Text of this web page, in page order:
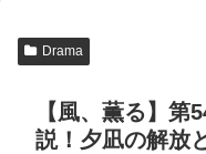
Drama
【風、薫る】第
説！夕凪の解放